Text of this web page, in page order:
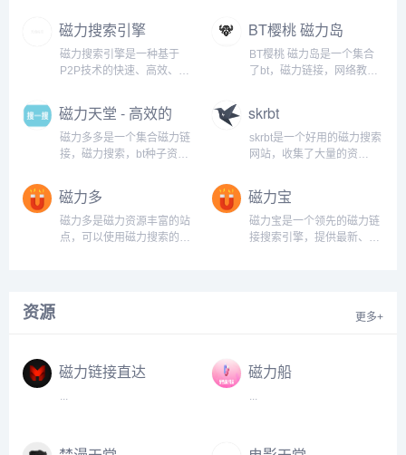
磁力搜索引擎
磁力搜索引擎是一种基于
P2P技术的快速、高效、安
球范围内的服务器资源整合
在一起，为用户提供了一种
全新的搜索体验。与传统的
搜索引擎相比，磁力搜索引
搜索引擎的核心优势在于其
分布式网络结构。通过这种
结构，用户可以在数以千计
BT樱桃 磁力岛
BT樱桃 磁力岛是一个集合
了bt，磁力链接，网络教学
磁力天堂 - 高效的
磁力搜索引擎
磁力多多是一个集合磁力链
接，磁力搜索，bt种子资源
skrbt
skrbt是一个好用的磁力搜索
网站，收集了大量的资
磁力多
磁力多是磁力资源丰富的站
点，可以使用磁力搜索的方
磁力宝
磁力宝是一个领先的磁力链
接搜索引擎，提供最新、最
资源 更多+
磁力链接直达
...
磁力船
...